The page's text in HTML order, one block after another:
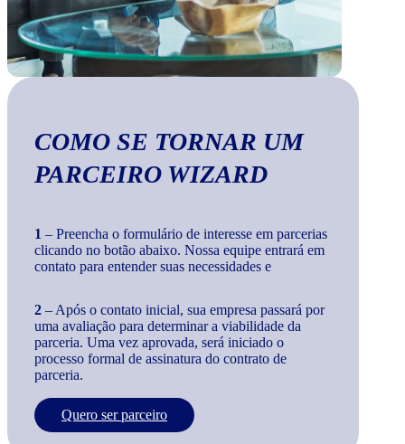
COMO SE TORNAR UM
PARCEIRO WIZARD
1 – Preencha o formulário de interesse em parcerias
clicando no botão abaixo. Nossa equipe entrará em
contato para entender suas necessidades e
2 – Após o contato inicial, sua empresa passará por
uma avaliação para determinar a viabilidade da
parceria. Uma vez aprovada, será iniciado o
processo formal de assinatura do contrato de
parceria.
Quero ser parceiro